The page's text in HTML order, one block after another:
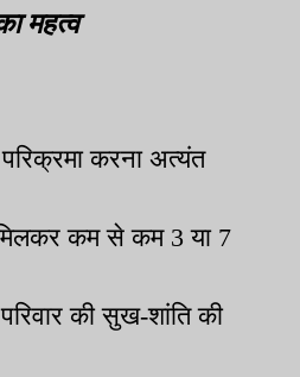
महत्व
करना अत्यंत
कम से कम 3 या 7
की सुख-शांति की